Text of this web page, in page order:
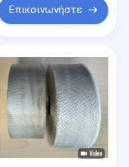
Επικοινωνήστε